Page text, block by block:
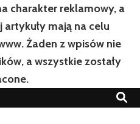
charakter reklamowy, a
mają na celu
Żaden z wpisów nie
a wszystkie zostały